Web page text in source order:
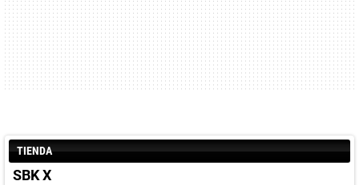
TIENDA
SBK X